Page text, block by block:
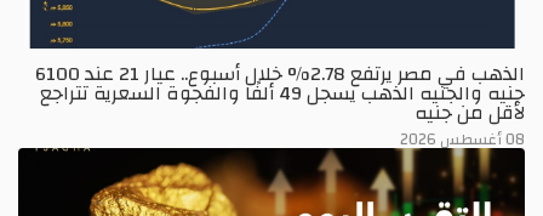
الذهب في مصر يرتفع 2.78% خلال أسبوع.. عيار 21 عند 6100
جنيه والجنيه الذهب يسجل 49 ألفًا والفجوة السعرية تتراجع
لأقل من جنيه
08 أغسطس 2026